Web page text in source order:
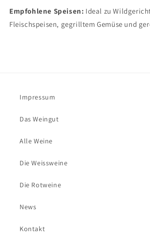
Empfohlene Speisen: Ideal zu
Fleischspeisen, gegrilltem Gemüse und
Impressum
Das Weingut
Alle Weine
Die Weissweine
Die Rotweine
News
Kontakt